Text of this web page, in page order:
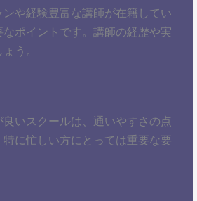
や経験豊富な講師が在籍してい
ポイントです。講師の経歴や実
う。
いスクールは、通いやすさの点
に忙しい方にとっては重要な要